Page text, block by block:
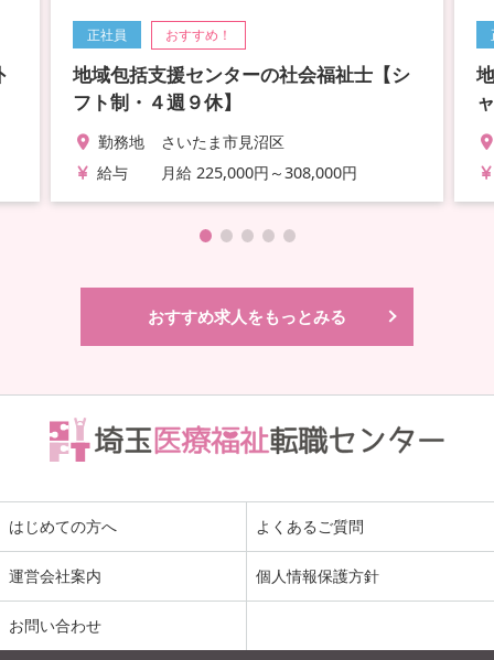
正社員 おすすめ！
地域包括支援センターの社会福祉士【シ
フト制・４週９休】
勤務地
さいたま市見沼区
給与
月給 225,000円～308,000円
おすすめ求人をもっとみる
はじめての方へ よくあるご質問
運営会社案内 個人情報保護方針
お問い合わせ